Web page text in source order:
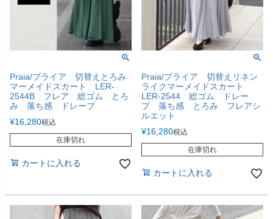
Praia/プライア 切替えとろみ
マーメイドスカート LER-
2544B フレア 総ゴム とろ
み 落ち感 ドレープ
¥16,280税込
在庫切れ
カートに入れる
Praia/プライア 切替えリネン
ライクマーメイドスカート
LER-2544 総ゴム ドレー
プ 落ち感 とろみ フレアシ
ルエット
¥16,280税込
在庫切れ
カートに入れる